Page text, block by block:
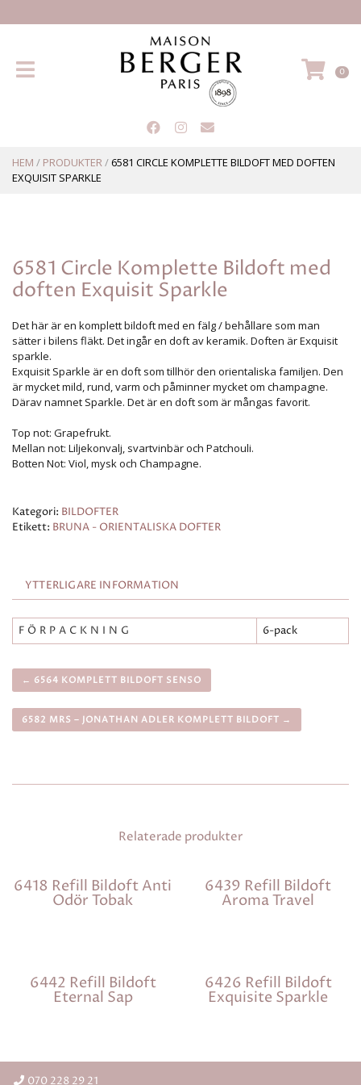
Hem 0
HEM / PRODUKTER/6581 CIRCLE KOMPLETTE BILDOFT MED DOFTEN
EXQUISIT SPARKLE
6581 Circle Komplette Bildoft med
doften Exquisit Sparkle
Det här är en komplett bildoft med en fälg / behållare som man
sätter i bilens fläkt. Det ingår en doft av keramik. Doften är Exquisit
sparkle.
Exquisit Sparkle är en doft som tillhör den orientaliska familjen. Den
är mycket mild, rund, varm och påminner mycket om champagne.
Därav namnet Sparkle. Det är en doft som är mångas favorit.
Top not: Grapefrukt.
Mellan not: Liljekonvalj, svartvinbär och Patchouli.
Botten Not: Viol, mysk och Champagne.
Kategori: BILDOFTER
Etikett: BRUNA - ORIENTALISKA DOFTER
YTTERLIGARE INFORMATION
FÖRPACKNING 6-pack
← 6564 KOMPLETT BILDOFT SENSO
6582 MRS – JONATHAN ADLER KOMPLETT BILDOFT →
Relaterade produkter
6418 Refill Bildoft Anti
Odör Tobak
6439 Refill Bildoft
Aroma Travel
6442 Refill Bildoft
Eternal Sap
6426 Refill Bildoft
Exquisite Sparkle
070 228 29 21